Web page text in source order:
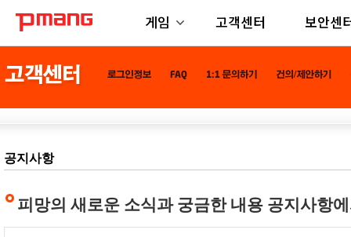
게임 고객센터 보안센
공지사항
피망의 새로운 소식과 궁금한 내용 공지사항